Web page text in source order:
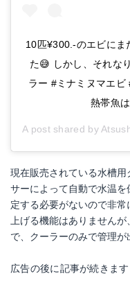
10匹¥300.-のエビにま
た😅 しかし、それな
ラー #ミナミヌマエ
熱帯魚
A post shared by
現在販売されている水槽
サーによって自動で水温
定する必要がないので非
上げる機能はありません
で、クーラーのみで管理が
広告の後に記事が続きます